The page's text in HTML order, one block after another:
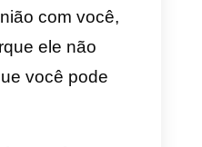
show nem sempre
Mas é
importante
que isso acontece,